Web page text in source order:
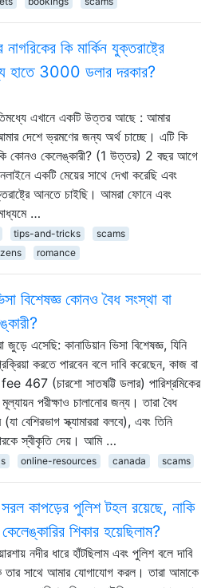
কি মার্কিন যুক্তরাষ্ট্রে
হাতে 3000 ডলার দরকার?
এখানে একটি উত্তর আছে : আমার
দেশে ভ্রমণের জন্য অর্থ চাচ্ছে। এটি কি
কোনও কেলেঙ্কারী? (1 উত্তর) 2 বছর আগে
একটি মেয়ের সাথে দেখা করেছি এবং
আনতে চাইছি। আমরা ফোনে এবং
…
tips-and-tricks
scams
romance
বিশেষজ্ঞ কোনও বৈধ সংস্থা বা
এসেছি: কানাডিয়ান ভিসা বিশেষজ্ঞ, যিনি
করতে পারবেন বলে দাবি করেছেন, কাজ বা
467 (চারশো সাতষট্টি ডলার) পারিশ্রমিকের
পরীক্ষাও চালানোর জন্য। তারা বৈধ
বেশিরভাগ স্ক্যামাররা বলবে), এবং তিনি
স্বীকৃতি দেয়। আমি …
online-resources canada scams
কাপড়ের পুলিশ টহল রয়েছে, নাকি
শিকার হয়েছিলাম?
নদীর ধারে হাঁটছিলাম এবং পুলিশ বলে দাবি
সাথে আমার যোগাযোগ করল। তারা আমাকে